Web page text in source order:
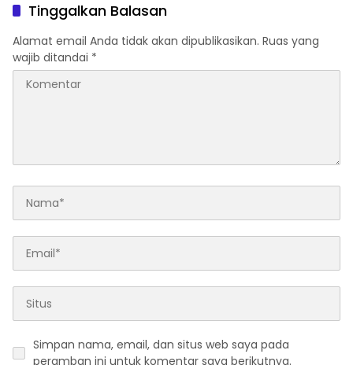
Tinggalkan Balasan
Alamat email Anda tidak akan dipublikasikan. Ruas yang
wajib ditandai *
Simpan nama, email, dan situs web saya pada
peramban ini untuk komentar saya berikutnya.